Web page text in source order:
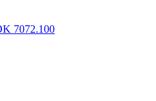
7072.100